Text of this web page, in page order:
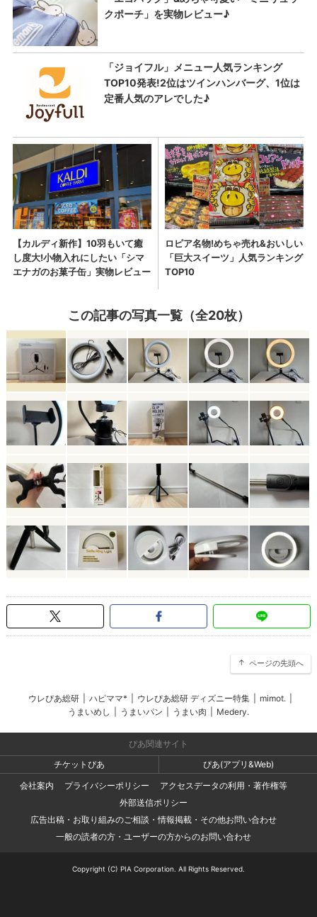
この記事の写真一覧（全20枚）
ページの先頭へ
ウレぴあ総研 ハピママ* ウレぴあ総研 ディズニー特集 mimot.
うまいめし
うまいパン うまい肉 Medery.
ぴあ関連サイト
チケットぴあ
ぴあ(アプリ&Web)
会社案内
プライバシーポリシー
アクセスデータの利用・著作権等
外部送信ポリシー
広告出稿・お取り組みのご相談・情報掲載・その他お問い合わせ
一般の読者の方・ユーザーの方からのお問い合わせ
Copyright (C) PIA Corporation. All Rights Reserved.